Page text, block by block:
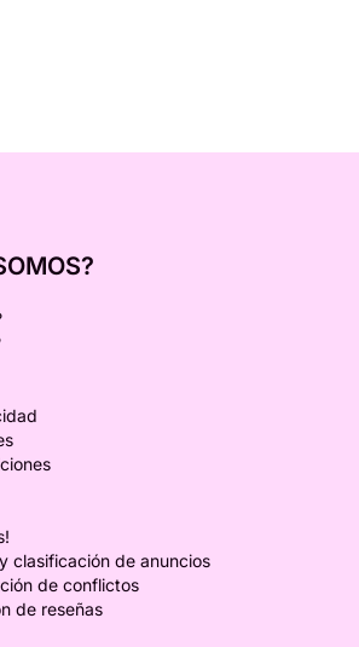
clasificación de anuncios
de conflictos
de reseñas